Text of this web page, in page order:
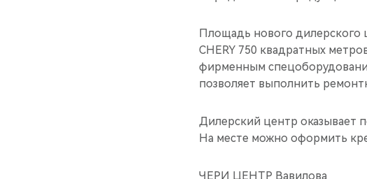
Площадь нового дилерского
CHERY 750 квадратных
фирменным
позволяет выполнить
Дилерский центр оказывает
На месте можно оформить
ЧЕРИ ЦЕНТР Вавилова